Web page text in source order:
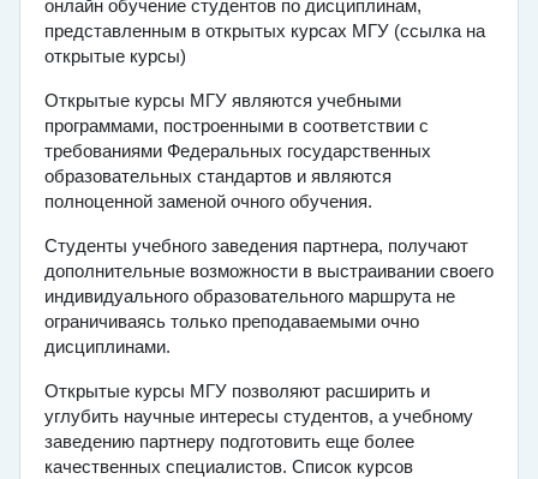
онлайн обучение студентов по дисциплинам,
представленным в открытых курсах МГУ (ссылка на
открытые курсы)
Открытые курсы МГУ являются учебными
программами, построенными в соответствии с
требованиями Федеральных государственных
образовательных стандартов и являются
полноценной заменой очного обучения.
Студенты учебного заведения партнера, получают
дополнительные возможности в выстраивании своего
индивидуального образовательного маршрута не
ограничиваясь только преподаваемыми очно
дисциплинами.
Открытые курсы МГУ позволяют расширить и
углубить научные интересы студентов, а учебному
заведению партнеру подготовить еще более
качественных специалистов. Список курсов